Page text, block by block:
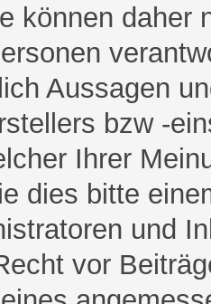
können daher
Aussagen
bzw -
Ihrer
dies bitte
und
vor